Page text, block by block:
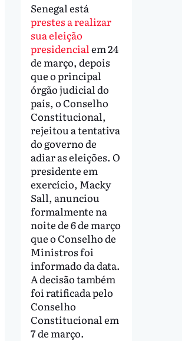
Senegal está
prestes a realizar
sua eleição
presidencialem 24
de março, depois
que o principal
órgão judicial do
país, o Conselho
Constitucional,
rejeitou a tentativa
do governo de
adiar as eleições. O
presidente em
exercício, Macky
Sall, anunciou
formalmente na
noite de 6 de março
que o Conselho de
Ministros foi
informado da data.
A decisão também
foi ratificada pelo
Conselho
Constitucional em
7 de março.